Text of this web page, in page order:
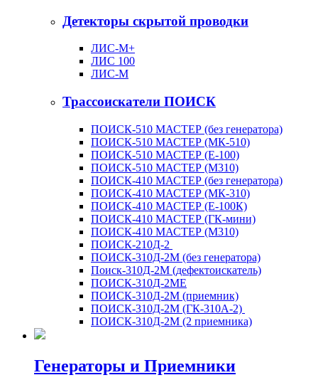
Детекторы скрытой проводки
ЛИС-М+
ЛИС 100
ЛИС-М
Трассоискатели ПОИСК
ПОИСК-510 МАСТЕР (без генератора)
ПОИСК-510 МАСТЕР (МК-510)
ПОИСК-510 МАСТЕР (Е-100)
ПОИСК-510 МАСТЕР (М310)
ПОИСК-410 МАСТЕР (без генератора)
ПОИСК-410 МАСТЕР (МК-310)
ПОИСК-410 МАСТЕР (Е-100К)
ПОИСК-410 МАСТЕР (ГК-мини)
ПОИСК-410 МАСТЕР (M310)
ПОИСК-210Д-2
ПОИСК-310Д-2M (без генератора)
Поиск-310Д-2М (дефектоискатель)
ПОИСК-310Д-2МЕ
ПОИСК-310Д-2М (приемник)
ПОИСК-310Д-2М (ГК-310А-2)
ПОИСК-310Д-2М (2 приемника)
Генераторы и Приемники